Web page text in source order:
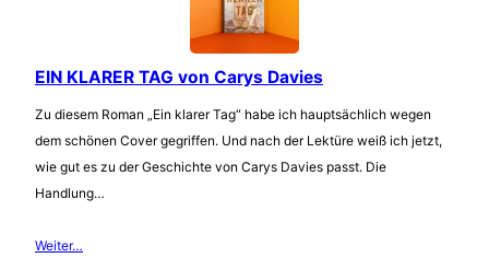
EIN KLARER TAG von Carys Davies
Zu diesem Roman „Ein klarer Tag“ habe ich hauptsächlich wegen
dem schönen Cover gegriffen. Und nach der Lektüre weiß ich jetzt,
wie gut es zu der Geschichte von Carys Davies passt. Die
Handlung…
Weiter…